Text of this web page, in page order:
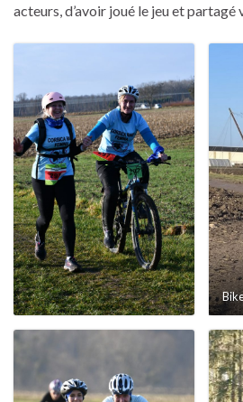
acteurs, d’avoir joué le jeu et partagé